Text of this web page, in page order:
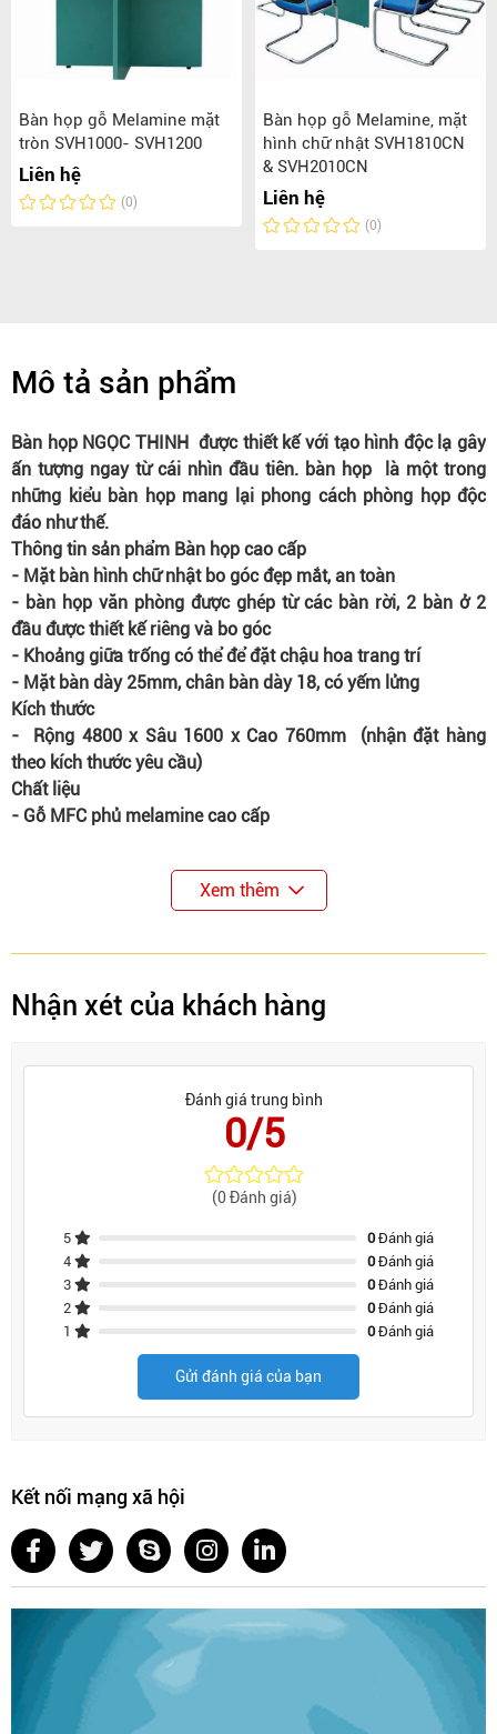
Bàn họp gỗ Melamine mặt
tròn SVH1000- SVH1200
Liên hệ
(0)
Bàn họp gỗ Melamine, mặt
hình chữ nhật SVH1810CN
& SVH2010CN
Liên hệ
(0)
Mô tả sản phẩm
Bàn họp NGỌC THINH được thiết kế với tạo hình độc lạ gây
ấn tượng ngay từ cái nhìn đầu tiên. bàn họp là một trong
những kiểu bàn họp mang lại phong cách phòng họp độc
đáo như thế.
Thông tin sản phẩm Bàn họp cao cấp
- Mặt bàn hình chữ nhật bo góc đẹp mắt, an toàn
- bàn họp văn phòng được ghép từ các bàn rời, 2 bàn ở 2
đầu được thiết kế riêng và bo góc
- Khoảng giữa trống có thể để đặt chậu hoa trang trí
- Mặt bàn dày 25mm, chân bàn dày 18, có yếm lửng
Kích thước
- Rộng 4800 x Sâu 1600 x Cao 760mm (nhận đặt hàng
theo kích thước yêu cầu)
Chất liệu
- Gỗ MFC phủ melamine cao cấp
Xem thêm
Nhận xét của khách hàng
Đánh giá trung bình
0/5
(0 Đánh giá)
5 0Đánh giá
4
0Đánh giá
3
0Đánh giá
2
0Đánh giá
1
0Đánh giá
Gửi đánh giá của bạn
Kết nối mạng xã hội